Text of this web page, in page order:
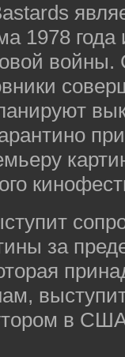
1978
войны.
за
в